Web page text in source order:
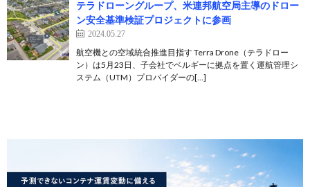
テラドローングループ、米連邦航空局主導のドロー
ン安全基準検証プロジェクトに参画
2024.05.27
航空機との空域統合推進目指す Terra Drone（テラドロー
ン）は5月23日、子会社でベルギーに拠点を置く運航管理シ
ステム（UTM）プロバイダーの[…]